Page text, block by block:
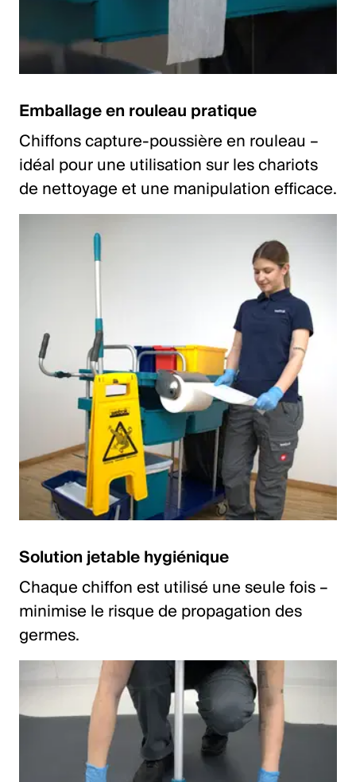
Emballage en rouleau pratique
Chiffons capture-poussière en rouleau –
idéal pour une utilisation sur les chariots
de nettoyage et une manipulation efficace.
Solution jetable hygiénique
Chaque chiffon est utilisé une seule fois –
minimise le risque de propagation des
germes.